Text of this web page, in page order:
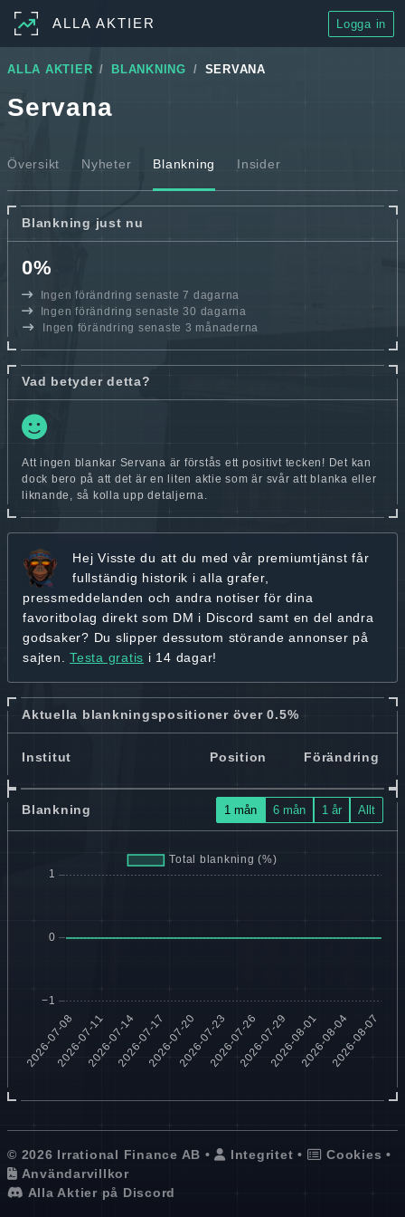
ALLA AKTIER Logga in
ALLA AKTIER BLANKNING SERVANA
Servana
Översikt Nyheter Blankning Insider
Blankning just nu
0%
Ingen förändring senaste 7 dagarna
Ingen förändring senaste 30 dagarna
Ingen förändring senaste 3 månaderna
Vad betyder detta?
Att ingen blankar Servana är förstås ett positivt tecken! Det kan
dock bero på att det är en liten aktie som är svår att blanka eller
liknande, så kolla upp detaljerna.
Hej Visste du att du med vår premiumtjänst får
fullständig historik i alla grafer,
pressmeddelanden och andra notiser för dina
favoritbolag direkt som DM i Discord samt en del andra
godsaker? Du slipper dessutom störande annonser på
sajten. Testa gratis i 14 dagar!
Aktuella blankningspositioner över 0.5%
Institut Position Förändring
Blankning 1 mån 6 mån 1 år Allt
© 2026 Irrational Finance AB • Integritet • Cookies •
Användarvillkor
Alla Aktier på Discord